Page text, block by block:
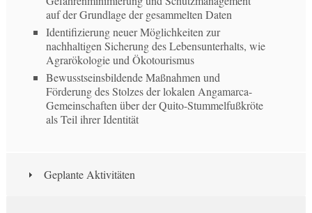
auf der Grundlage der gesammelten Daten
Identifizierung neuer Möglichkeiten zur
nachhaltigen Sicherung des Lebensunterhalts, wie
Agrarökologie und Ökotourismus
Bewusstseinsbildende Maßnahmen und
Förderung des Stolzes der lokalen Angamarca-
Gemeinschaften über der Quito-Stummelfußkröte
als Teil ihrer Identität
Geplante Aktivitäten